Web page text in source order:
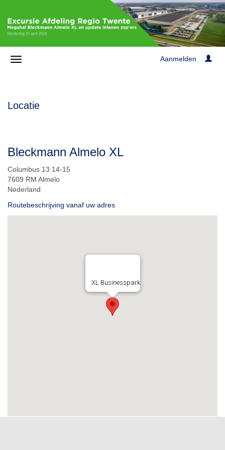
Aanmelden
Locatie
Bleckmann Almelo XL
Columbus 13 14-15
7609 RM Almelo
Nederland
Routebeschrijving vanaf uw adres
XL Businesspark